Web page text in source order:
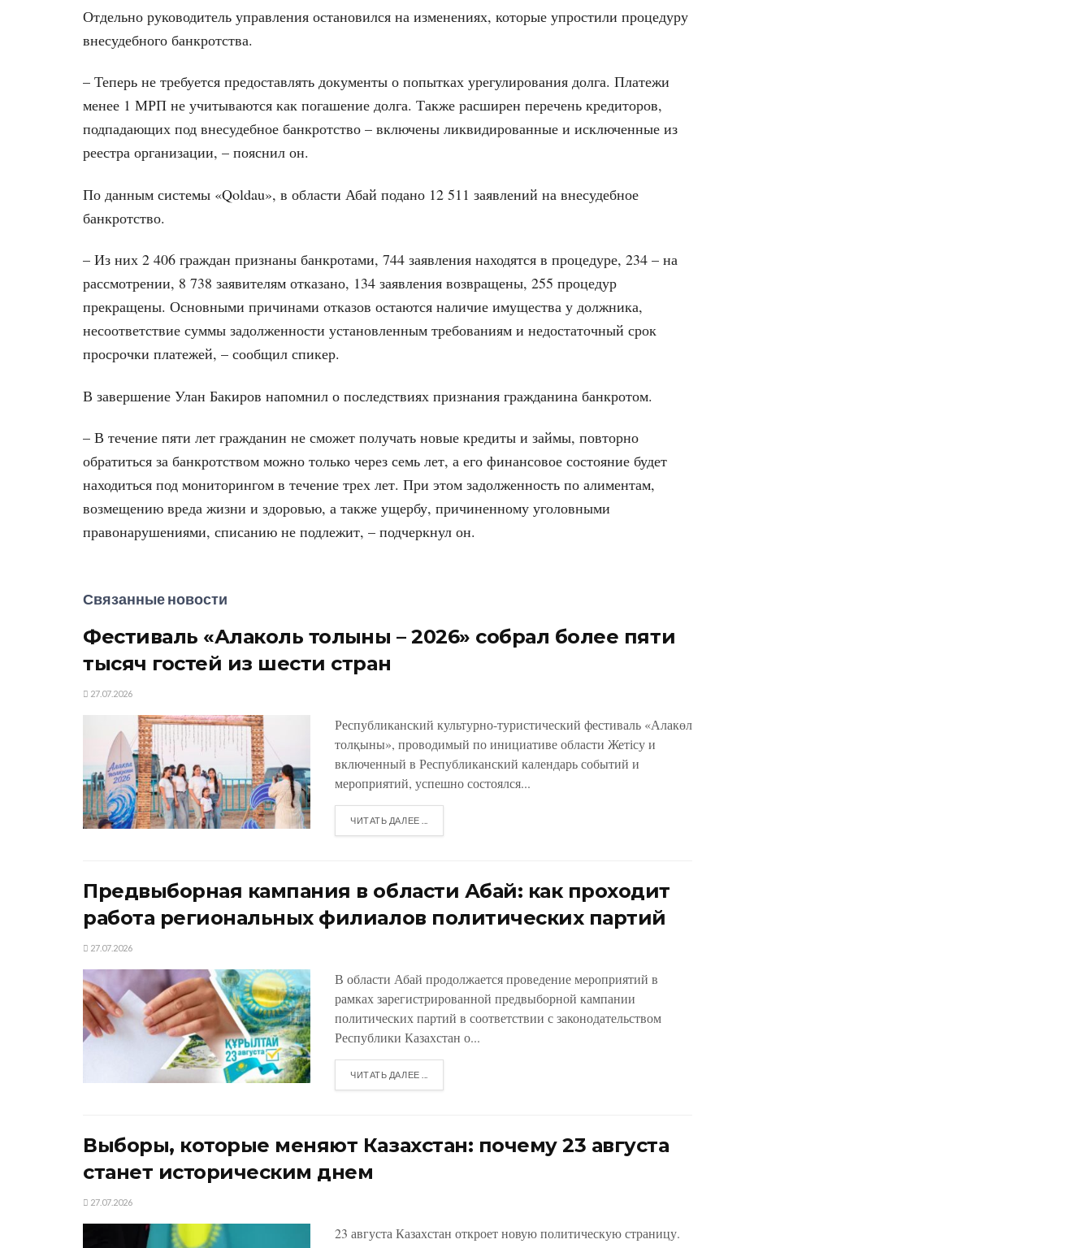
Отдельно руководитель управления остановился на изменениях, которые упростили процедуру
внесудебного банкротства.
– Теперь не требуется предоставлять документы о попытках урегулирования долга. Платежи
менее 1 МРП не учитываются как погашение долга. Также расширен перечень кредиторов,
подпадающих под внесудебное банкротство – включены ликвидированные и исключенные из
реестра организации, – пояснил он.
По данным системы «Qoldau», в области Абай подано 12 511 заявлений на внесудебное
банкротство.
– Из них 2 406 граждан признаны банкротами, 744 заявления находятся в процедуре, 234 – на
рассмотрении, 8 738 заявителям отказано, 134 заявления возвращены, 255 процедур
прекращены. Основными причинами отказов остаются наличие имущества у должника,
несоответствие суммы задолженности установленным требованиям и недостаточный срок
просрочки платежей, – сообщил спикер.
В завершение Улан Бакиров напомнил о последствиях признания гражданина банкротом.
– В течение пяти лет гражданин не сможет получать новые кредиты и займы, повторно
обратиться за банкротством можно только через семь лет, а его финансовое состояние будет
находиться под мониторингом в течение трех лет. При этом задолженность по алиментам,
возмещению вреда жизни и здоровью, а также ущербу, причиненному уголовными
правонарушениями, списанию не подлежит, – подчеркнул он.
Связанные новости
Фестиваль «Алаколь толқыны – 2026» собрал более пяти
тысяч гостей из шести стран
27.07.2026
Республиканский культурно-туристический фестиваль «Алакөл
толқыны», проводимый по инициативе области Жетісу и
включенный в Республиканский календарь событий и
мероприятий, успешно состоялся...
ЧИТАТЬ ДАЛЕЕ ...
Предвыборная кампания в области Абай: как проходит
работа региональных филиалов политических партий
27.07.2026
В области Абай продолжается проведение мероприятий в
рамках зарегистрированной предвыборной кампании
политических партий в соответствии с законодательством
Республики Казахстан о...
ЧИТАТЬ ДАЛЕЕ ...
Выборы, которые меняют Казахстан: почему 23 августа
станет историческим днем
27.07.2026
23 августа Казахстан откроет новую политическую страницу.